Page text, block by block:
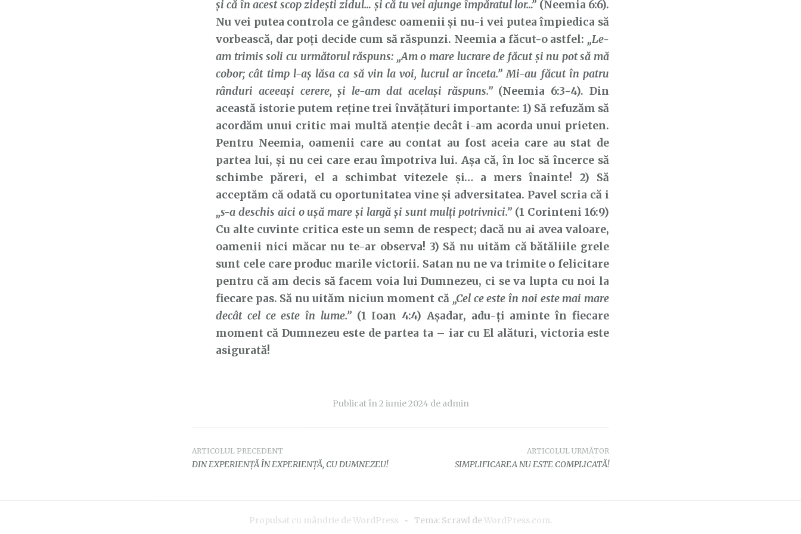
şi că în acest scop zideşti zidul… și că tu vei ajunge împăratul lor…” (Neemia 6:6).
Nu vei putea controla ce gândesc oamenii și nu-i vei putea împiedica să
vorbească, dar poți decide cum să răspunzi. Neemia a făcut-o astfel: „Le-
am trimis soli cu următorul răspuns: „Am o mare lucrare de făcut şi nu pot să mă
cobor; cât timp l-aş lăsa ca să vin la voi, lucrul ar înceta.” Mi-au făcut în patru
rânduri aceeaşi cerere, şi le-am dat acelaşi răspuns.”(Neemia 6:3-4). Din
această istorie putem reține trei învățături importante: 1) Să refuzăm să
acordăm unui critic mai multă atenție decât i-am acorda unui prieten.
Pentru Neemia, oamenii care au contat au fost aceia care au stat de
partea lui, și nu cei care erau împotriva lui. Așa că, în loc să încerce să
schimbe păreri, el a schimbat vitezele și… a mers înainte! 2) Să
acceptăm că odată cu oportunitatea vine și adversitatea. Pavel scria că i
„s-a deschis aici o uşă mare şi largă şi sunt mulţi potrivnici.” (1 Corinteni 16:9)
Cu alte cuvinte critica este un semn de respect; dacă nu ai avea valoare,
oamenii nici măcar nu te-ar observa! 3) Să nu uităm că bătăliile grele
sunt cele care produc marile victorii. Satan nu ne va trimite o felicitare
pentru că am decis să facem voia lui Dumnezeu, ci se va lupta cu noi la
fiecare pas. Să nu uităm niciun moment că „Cel ce este în noi este mai mare
decât cel ce este în lume.” (1 Ioan 4:4) Așadar, adu-ți aminte în fiecare
moment că Dumnezeu este de partea ta – iar cu El alături, victoria este
asigurată!
Publicat în2 iunie 2024de admin
Navigare
articole
ARTICOLUL PRECEDENT
DIN EXPERIENȚĂ ÎN EXPERIENȚĂ, CU DUMNEZEU!
ARTICOLUL URMĂTOR
SIMPLIFICAREA NU ESTE COMPLICATĂ!
Propulsat cu mândrie de WordPress ~ Tema: Scrawl deWordPress.com.